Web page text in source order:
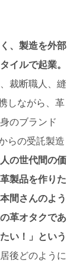
、製造を外部
イルで起業。
裁断職人、縫
しながら、革
のブランド
らの受託製造
の世代間の価
製品を作りた
間さんのよう
革オタクであ
い！」という
後どのように